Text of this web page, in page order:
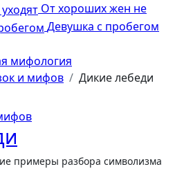
От хороших жен не
Девушка с пробегом
мифология
и мифов
Дикие лебеди
примеры разбора символизма